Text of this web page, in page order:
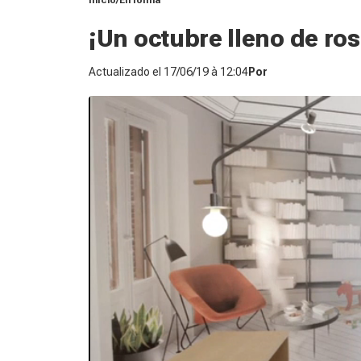
¡Un octubre lleno de
Actualizado el 17/06/19 à 12:04Por